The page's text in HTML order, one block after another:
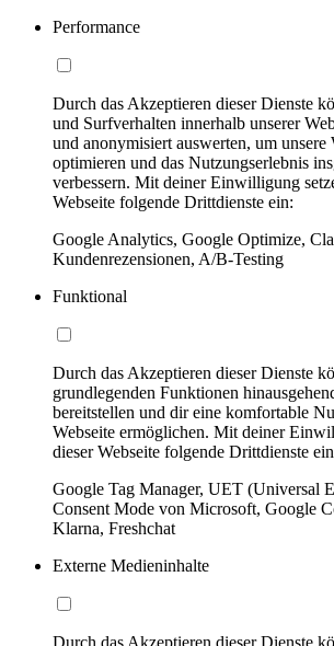
Performance
Durch das Akzeptieren dieser Dienste
und Surfverhalten innerhalb unserer
und anonymisiert auswerten, um unsere
optimieren und das Nutzungserlebnis
verbessern. Mit deiner Einwilligung
Webseite folgende Drittdienste ein:
Google Analytics, Google Optimize,
Kundenrezensionen, A/B-Testing
Funktional
Durch das Akzeptieren dieser Dienste
grundlegenden Funktionen
bereitstellen und dir eine komfortable
Webseite ermöglichen. Mit deiner
dieser Webseite folgende Drittdienste
Google Tag Manager, UET (Universal
Consent Mode von Microsoft, Google
Klarna, Freshchat
Externe Medieninhalte
Durch das Akzeptieren dieser Dienste